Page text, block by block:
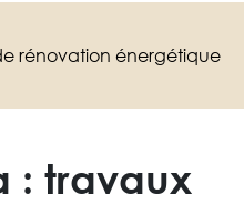
rénovation énergétique
: travaux